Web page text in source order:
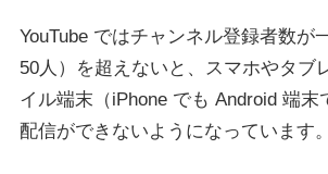
YouTube ではチャンネル登録者数が
50人）を超えないと、スマホやタブ
イル端末（iPhone でも Android 端末
配信ができないようになっています。